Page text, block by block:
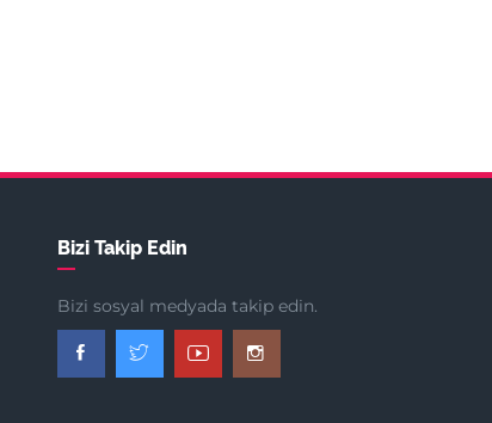
Bizi Takip Edin
Bizi sosyal medyada takip edin.